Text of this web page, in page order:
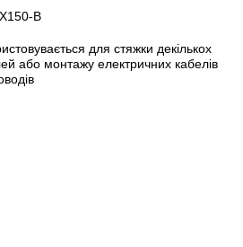
B
для стяжки декількох
або монтажу електричних кабелів